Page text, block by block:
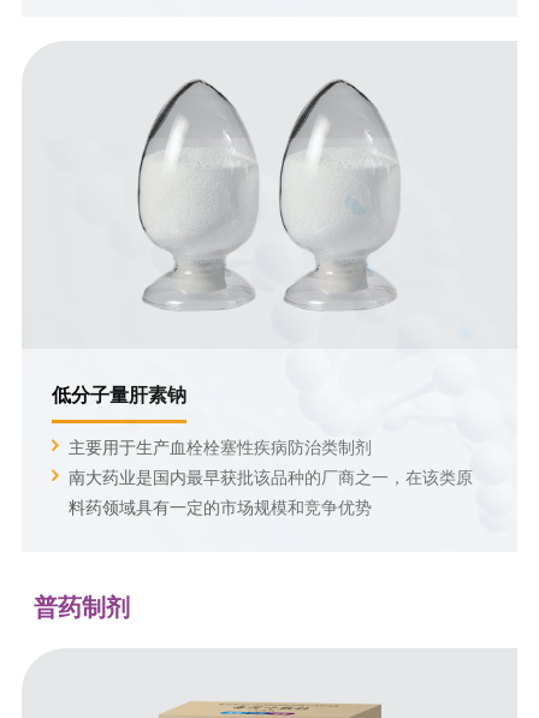
低分子量肝素钠
主要用于生产血栓栓塞性疾病防治类制剂
南大药业是国内最早获批该品种的厂商之一，在该类原
料药领域具有一定的市场规模和竞争优势
普药制剂